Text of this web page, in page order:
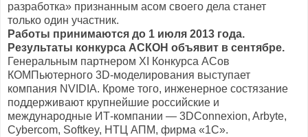
разработка» признанным асом своего дела станет
только один участник.
Работы принимаются до 1 июля 2013 года.
Результаты конкурса АСКОН объявит в сентябре.
Генеральным партнером XI Конкурса АСов
КОМПьютерного 3D-моделирования выступает
компания NVIDIA. Кроме того, инженерное состязание
поддерживают крупнейшие российские и
международные ИТ-компании — 3DConnexion, Arbyte,
Cybercom, Softkey, НТЦ АПМ, фирма «1С».